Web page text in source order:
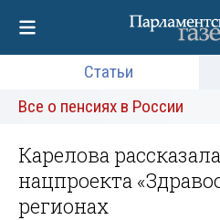
Статьи
Все о пенсиях в России
Карелова
нацпроекта
регионах